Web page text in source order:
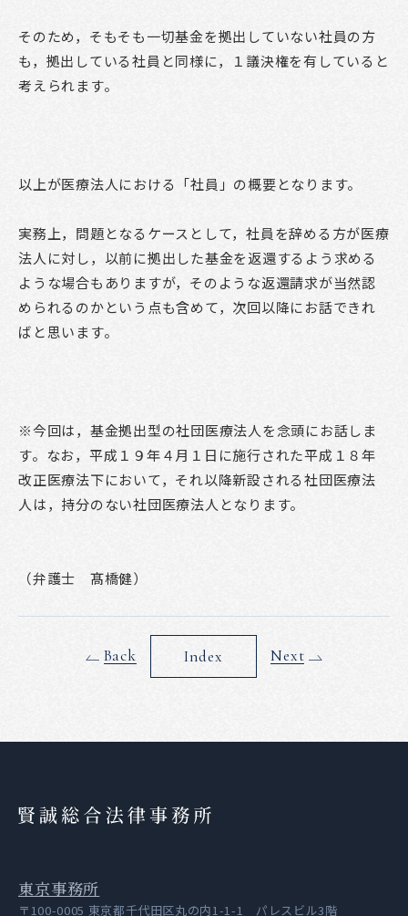
そのため，そもそも一切基金を拠出していない社員の方
も，拠出している社員と同様に，１議決権を有していると
考えられます。
以上が医療法人における「社員」の概要となります。
実務上，問題となるケースとして，社員を辞める方が医療
法人に対し，以前に拠出した基金を返還するよう求める
ような場合もありますが，そのような返還請求が当然認
められるのかという点も含めて，次回以降にお話できれ
ばと思います。
※今回は，基金拠出型の社団医療法人を念頭にお話しま
す。なお，平成１９年４月１日に施行された平成１８年
改正医療法下において，それ以降新設される社団医療法
人は，持分のない社団医療法人となります。
（弁護士 髙橋健）
Back Index Next
東京事務所
〒100-0005 東京都千代田区丸の内1-1-1 パレスビル3階